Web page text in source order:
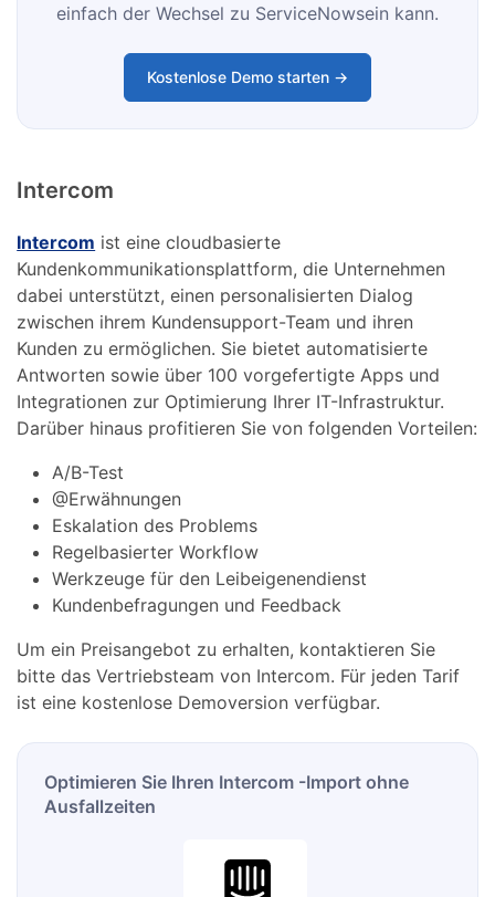
einfach der Wechsel zu ServiceNowsein kann.
Kostenlose Demo starten →
Intercom
Intercom ist eine cloudbasierte
Kundenkommunikationsplattform, die Unternehmen
dabei unterstützt, einen personalisierten Dialog
zwischen ihrem Kundensupport-Team und ihren
Kunden zu ermöglichen. Sie bietet automatisierte
Antworten sowie über 100 vorgefertigte Apps und
Integrationen zur Optimierung Ihrer IT-Infrastruktur.
Darüber hinaus profitieren Sie von folgenden Vorteilen:
A/B-Test
@Erwähnungen
Eskalation des Problems
Regelbasierter Workflow
Werkzeuge für den Leibeigenendienst
Kundenbefragungen und Feedback
Um ein Preisangebot zu erhalten, kontaktieren Sie
bitte das Vertriebsteam von Intercom. Für jeden Tarif
ist eine kostenlose Demoversion verfügbar.
Optimieren Sie Ihren Intercom -Import ohne
Ausfallzeiten